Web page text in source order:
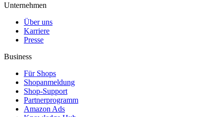
Unternehmen
Über uns
Karriere
Presse
Business
Für Shops
Shopanmeldung
Shop-Support
Partnerprogramm
Amazon Ads